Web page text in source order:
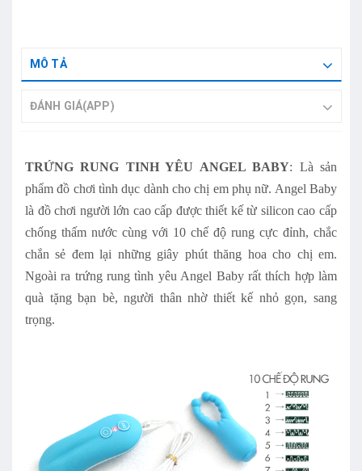
MÔ TẢ
ĐÁNH GIÁ(APP)
TRỨNG RUNG TINH YÊU ANGEL BABY: Làsản
phẩm đồ chơi tình dục dành cho chị em phụ nữ. Angel Baby
là đồ chơi người lớn cao cấp được thiết kế từ silicon cao cấp
chống thấm nước cùng với 10 chế độ rung cực đỉnh, chắc
chắn sẻ đem lại những giây phút thăng hoa cho chị em.
Ngoài ra trứng rung tình yêu Angel Baby rất thích hợp làm
quà tặng bạn bè, người thân nhờ thiết kế nhỏ gọn, sang
trọng.